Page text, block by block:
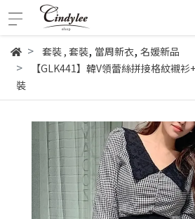
套裝, 套裝, 當周新衣, 名媛新品
【GLK441】韓V領蕾絲拼接格紋襯
裝